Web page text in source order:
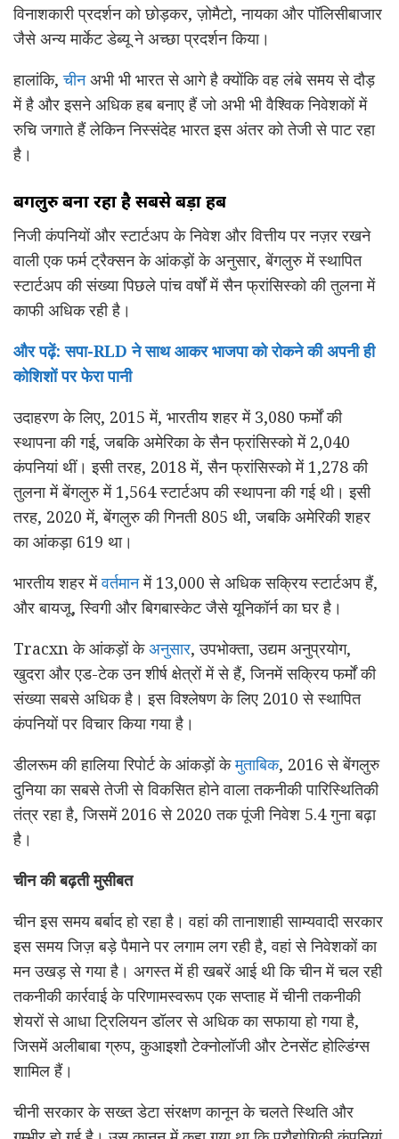
विनाशकारी प्रदर्शन को छोड़कर, ज़ोमैटो, नायका और पॉलिसीबाजार
जैसे अन्य मार्केट डेब्यू ने अच्छा प्रदर्शन किया।
हालांकि,चीनअभी भी भारत से आगे है क्योंकि वह लंबे समय से दौड़
में है और इसने अधिक हब बनाए हैं जो अभी भी वैश्विक निवेशकों में
रुचि जगाते हैं लेकिन निस्संदेह भारत इस अंतर को तेजी से पाट रहा
है।
बेंगलुरु बना रहा है सबसे बड़ा हब
निजी कंपनियों और स्टार्टअप के निवेश और वित्तीय पर नज़र रखने
वाली एक फर्म ट्रैक्सन के आंकड़ों के अनुसार, बेंगलुरु में स्थापित
स्टार्टअप की संख्या पिछले पांच वर्षों में सैन फ्रांसिस्को की तुलना में
काफी अधिक रही है।
और पढ़ें: सपा-RLD ने साथ आकर भाजपा को रोकने की अपनी ही
कोशिशों पर फेरा पानी
उदाहरण के लिए, 2015 में, भारतीय शहर में 3,080 फर्मों की
स्थापना की गई, जबकि अमेरिका के सैन फ्रांसिस्को में 2,040
कंपनियां थीं। इसी तरह, 2018 में, सैन फ्रांसिस्को में 1,278 की
तुलना में बेंगलुरु में 1,564 स्टार्टअप की स्थापना की गई थी। इसी
तरह, 2020 में, बेंगलुरु की गिनती 805 थी, जबकि अमेरिकी शहर
का आंकड़ा 619 था।
भारतीय शहर मेंवर्तमानमें 13,000 से अधिक सक्रिय स्टार्टअप हैं,
और बायजू, स्विगी और बिगबास्केट जैसे यूनिकॉर्न का घर है।
Tracxn के आंकड़ों केअनुसार, उपभोक्ता, उद्यम अनुप्रयोग,
खुदरा और एड-टेक उन शीर्ष क्षेत्रों में से हैं, जिनमें सक्रिय फर्मों की
संख्या सबसे अधिक है। इस विश्लेषण के लिए 2010 से स्थापित
कंपनियों पर विचार किया गया है।
डीलरूम की हालिया रिपोर्ट के आंकड़ों केमुताबिक, 2016 से बेंगलुरु
दुनिया का सबसे तेजी से विकसित होने वाला तकनीकी पारिस्थितिकी
तंत्र रहा है, जिसमें 2016 से 2020 तक पूंजी निवेश 5.4 गुना बढ़ा
है।
चीन की बढ़ती मुसीबत
चीन इस समय बर्बाद हो रहा है। वहां की तानाशाही साम्यवादी सरकार
इस समय जिज़ बड़े पैमाने पर लगाम लग रही है, वहां से निवेशकों का
मन उखड़ से गया है। अगस्त में ही खबरें आई थी कि चीन में चल रही
तकनीकी कार्रवाई के परिणामस्वरूप एक सप्ताह में चीनी तकनीकी
शेयरों से आधा ट्रिलियन डॉलर से अधिक का सफाया हो गया है,
जिसमें अलीबाबा ग्रुप, कुआइशौ टेक्नोलॉजी और टेनसेंट होल्डिंग्स
शामिल हैं।
चीनी सरकार के सख्त डेटा संरक्षण कानून के चलते स्थिति और